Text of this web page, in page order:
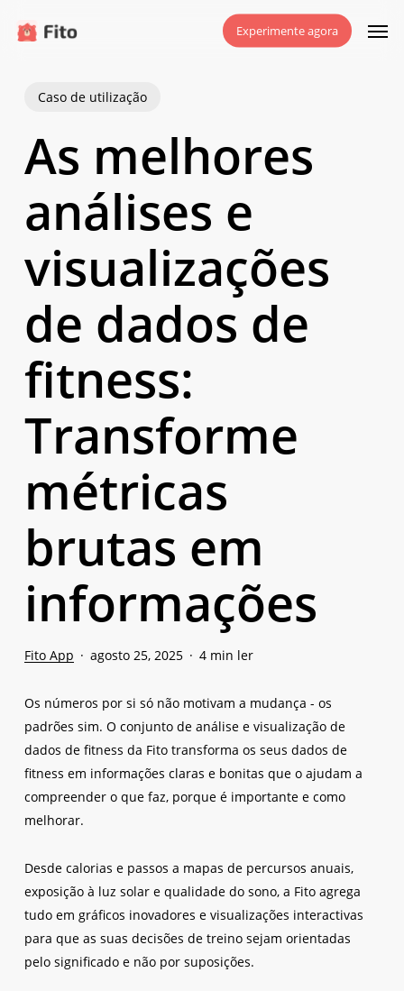
para
principal
Experimente agora
Caso de utilização
As melhores
análises e
visualizações
de dados de
fitness:
Transforme
métricas
brutas em
informações
Fito App agosto 25, 2025 4 min ler
Os números por si só não motivam a mudança - os
padrões sim. O conjunto de análise e visualização de
dados de fitness da Fito transforma os seus dados de
fitness em informações claras e bonitas que o ajudam a
compreender o que faz, porque é importante e como
melhorar.
Desde calorias e passos a mapas de percursos anuais,
exposição à luz solar e qualidade do sono, a Fito agrega
tudo em gráficos inovadores e visualizações interactivas
para que as suas decisões de treino sejam orientadas
pelo significado e não por suposições.